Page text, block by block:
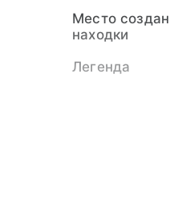
Место
находки
Легенда